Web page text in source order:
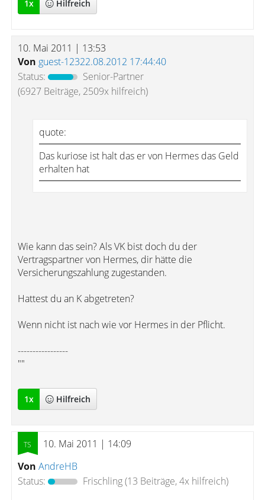
1x Hilfreich
10. Mai 2011 | 13:53
Von guest-12322.08.2012 17:44:40
Status:
Senior-Partner
(6927 Beiträge, 2509x hilfreich)
quote:
Das kuriose ist halt das er von Hermes das Geld
erhalten hat
Wie kann das sein? Als VK bist doch du der
Vertragspartner von Hermes, dir hätte die
Versicherungszahlung zugestanden.
Hattest du an K abgetreten?
Wenn nicht ist nach wie vor Hermes in der Pflicht.
-----------------
""
1x Hilfreich
10. Mai 2011 | 14:09
Von AndreHB
Status:
Frischling(13 Beiträge, 4x hilfreich)